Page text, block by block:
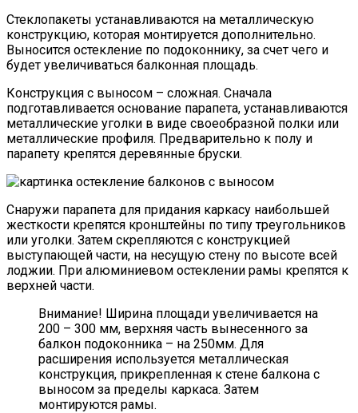
Стеклопакеты устанавливаются на металлическую
конструкцию, которая монтируется дополнительно.
Выносится остекление по подоконнику, за счет чего и
будет увеличиваться балконная площадь.
Конструкция с выносом – сложная. Сначала
подготавливается основание парапета, устанавливаются
металлические уголки в виде своеобразной полки или
металлические профиля. Предварительно к полу и
парапету крепятся деревянные бруски.
Снаружи парапета для придания каркасу наибольшей
жесткости крепятся кронштейны по типу треугольников
или уголки. Затем скрепляются с конструкцией
выступающей части, на несущую стену по высоте всей
лоджии. При алюминиевом остеклении рамы крепятся к
верхней части.
Внимание! Ширина площади увеличивается на
200 – 300 мм, верхняя часть вынесенного за
балкон подоконника – на 250мм. Для
расширения используется металлическая
конструкция, прикрепленная к стене балкона с
выносом за пределы каркаса. Затем
монтируются рамы.